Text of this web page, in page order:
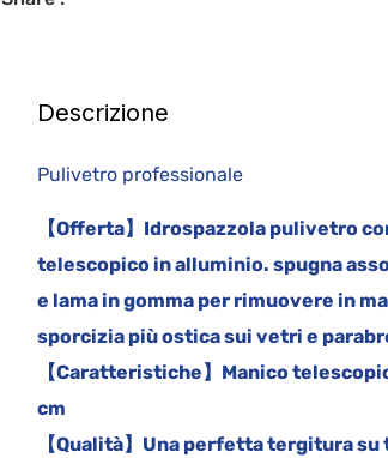
Descrizione
Pulivetro professionale
【Offerta】Idrospazzola pulivetro
telescopico in alluminio. spugna
e lama in gomma per rimuovere in
sporcizia più ostica sui vetri e
【Caratteristiche】Manico
cm
【Qualità】Una perfetta tergitura su